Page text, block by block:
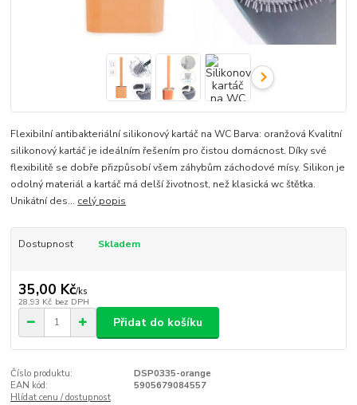
Flexibilní antibakteriální silikonový kartáč na WC Barva: oranžová Kvalitní
silikonový kartáč je ideálním řešením pro čistou domácnost. Díky své
flexibilitě se dobře přizpůsobí všem záhybům záchodové mísy. Silikon je
odolný materiál a kartáč má delší životnost, než klasická wc štětka.
Unikátní des... celý popis
Dostupnost Skladem
35,00 Kč/ks
28,93 Kč bez DPH
Přidat do košíku
Číslo produktu:
DSP0335-orange
EAN kód:
5905679084557
Hlídat cenu / dostupnost